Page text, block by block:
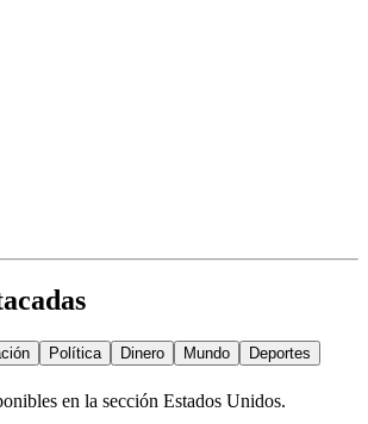
Política Dinero Mundo
Deportes
en la sección Estados Unidos.